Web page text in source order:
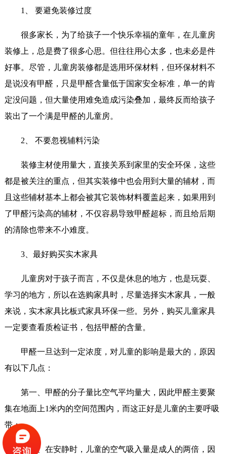
1、 要避免装修过度
很多家长，为了给孩子一个快乐幸福的童年，在儿童房
装修上，总是费了很多心思。但往往用心太多，也未必是件
好事。尽管，儿童房装修都是选用环保材料，但环保材料不
是说没有甲醛，只是甲醛含量低于国家安全标准，单一的肯
定没问题，但大量使用难免造成污染叠加，最终反而给孩子
装出了一个满是甲醛的儿童房。
2、 不要忽视辅料污染
装修主材使用量大，直接关系到家里的安全环保，这些
都是被关注的重点，但其实装修中也会用到大量的辅材，而
且这些辅材基本上都会被其它装饰材料覆盖起来，如果用到
了甲醛污染高的辅材，不仅容易导致甲醛超标，而且给后期
的清除也带来不小难度。
3、最好购买实木家具
儿童房对于孩子而言，不仅是休息的地方，也是玩耍、
学习的地方，所以在选购家具时，尽量选择实木家具，一般
来说，实木家具比板式家具环保一些。另外，购买儿童家具
一定要查看质检证书，包括甲醛的含量。
甲醛一旦达到一定浓度，对儿童的影响是最大的，原因
有以下几点：
第一、甲醛的分子量比空气平均量大，因此甲醛主要聚
集在地面上1米内的空间范围内，而这正好是儿童的主要呼吸
带；
第二、在安静时，儿童的空气吸入量是成人的两倍，因